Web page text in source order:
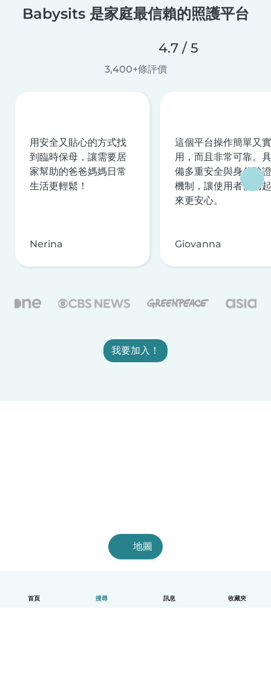
首頁 搜尋 訊息 收藏夾
Babysits 是家庭最信賴的照護平台
4.7 / 5
3,400+條評價
用安全又貼心的方式找
到臨時保母，讓需要居
家幫助的爸爸媽媽日常
生活更輕鬆！
Nerina
這個平台操作簡單又實
用，而且非常可靠。具
備多重安全與身分驗證
機制，讓使用者使用起
來更安心。
Giovanna
我要加入！
地圖